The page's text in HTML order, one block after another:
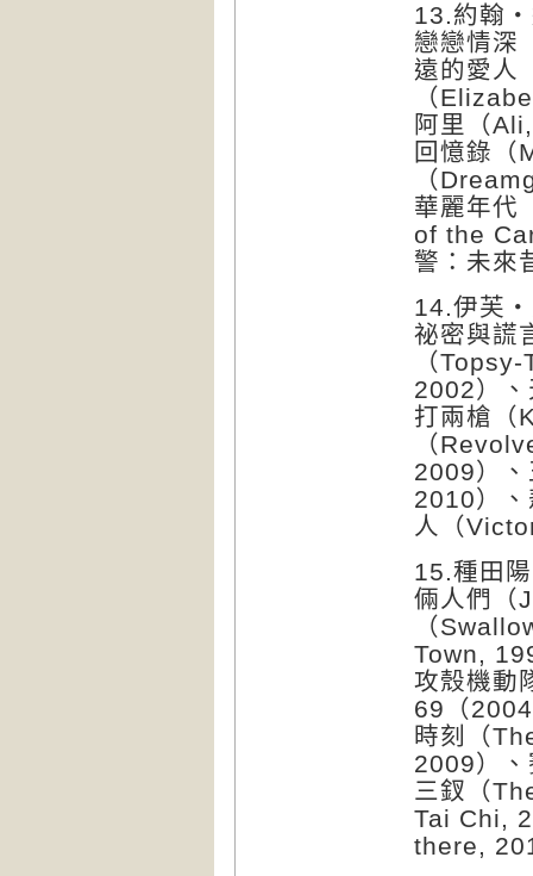
13.約翰
戀戀情深
遠的愛人
（
阿里（
回憶錄（
（
華麗年代
of the
警：未來
14.伊芙
祕密與謊
（
2002）
打兩槍（
（
2009）
2010）
人（
15.種田
倆人們（
（
Town,
攻殼機動
69（
時刻（
2009）
三釵（
Tai Chi,
there,